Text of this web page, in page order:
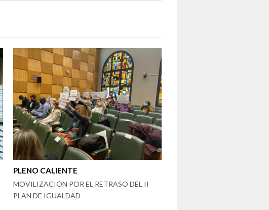
PLENO CALIENTE
MOVILIZACIÓN POR EL RETRASO DEL II
PLAN DE IGUALDAD